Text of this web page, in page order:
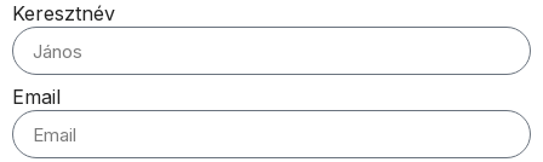
Keresztnév
Email